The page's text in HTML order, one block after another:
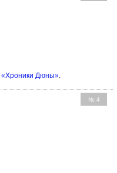
«Хроники Дюны».
№ 4